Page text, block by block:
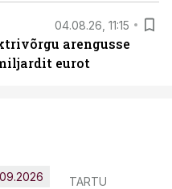
04.08.26, 11:15
arengusse
eurot
TARTU